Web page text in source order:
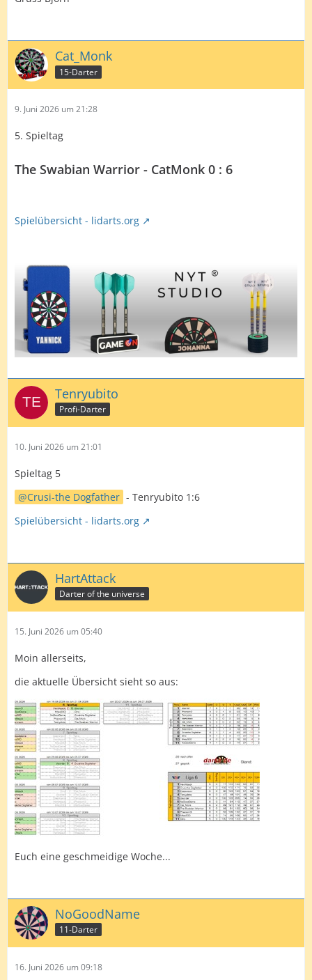
Cat_Monk
15-Darter
9. Juni 2026 um 21:28
5. Spieltag
The Swabian Warrior - CatMonk 0 : 6
Spielübersicht - lidarts.org
Tenryubito
Profi-Darter
10. Juni 2026 um 21:01
Spieltag 5
Crusi-the Dogfather - Tenryubito 1:6
Spielübersicht - lidarts.org
HartAttack
Darter of the universe
15. Juni 2026 um 05:40
Moin allerseits,
die aktuelle Übersicht sieht so aus:
Euch eine geschmeidige Woche...
NoGoodName
11-Darter
16. Juni 2026 um 09:18